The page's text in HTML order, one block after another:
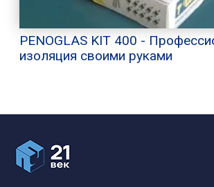
PENOGLAS KIT 400 -
изоляция своими руками